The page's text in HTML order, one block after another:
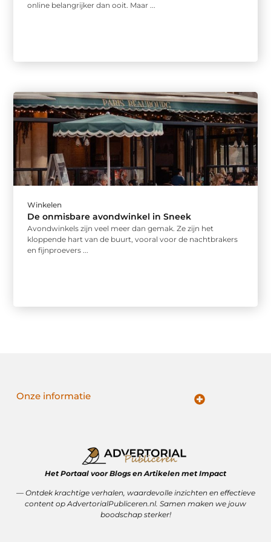
online belangrijker dan ooit. Maar ...
Winkelen
De onmisbare avondwinkel in Sneek
Avondwinkels zijn veel meer dan gemak. Ze zijn het
kloppende hart van de buurt, vooral voor de nachtbrakers
en fijnproevers ...
Het Portaal voor Blogs en Artikelen met Impact
— Ontdek krachtige verhalen, waardevolle inzichten en effectieve
content op AdvertorialPubliceren.nl. Samen maken we jouw
boodschap sterker!
Onze informatie